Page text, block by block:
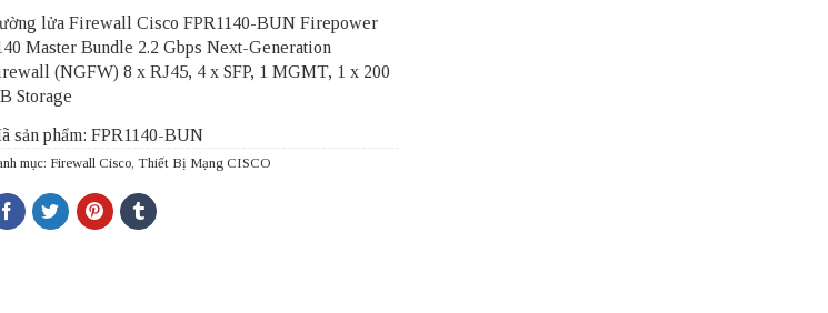
lửa Firewall Cisco FPR1140-BUN Firepower
Master Bundle 2.2 Gbps Next-Generation
(NGFW) 8 x RJ45, 4 x SFP, 1 MGMT, 1 x 200
Storage
sản phẩm: FPR1140-BUN
mục: Firewall Cisco, Thiết Bị Mạng CISCO